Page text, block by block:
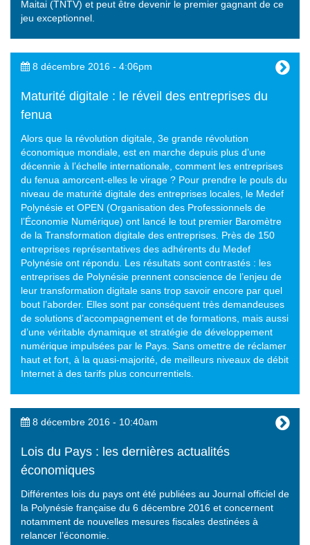
Maitai (TNTV) et peut être devenir le premier gagnant de ce
jeu exceptionnel.
8 décembre 2016 - 4:06pm
Maturité digitale : le réveil des entreprises du
fenua
Alors que la révolution digitale, 3e grande révolution
économique mondiale, est en marche depuis plus d’une
décennie à l’échelle internationale, comment les entreprises
du fenua amorcent-elles le virage ? Pour prendre le pouls du
niveau de maturité digitale des entreprises locales, le Medef
Polynésie et OPEN (Organisation des Professionnels de
l’Économie Numérique) ont lancé le tout premier Baromètre
de la Transformation digitale des entreprises. Près de 150
entreprises représentatives des adhérents du Medef
Polynésie ont répondu. Les résultats sont contrastés : les
entreprises de Polynésie prennent conscience de l’enjeu de
leur transformation digitale sans trop savoir encore par quel
bout l’aborder. Elles sont par conséquent très demandeuses
de solutions d’accompagnement et de formations, mais aussi
d’une véritable dynamique et stratégie de développement
numérique impulsées par le Pays. Sans omettre de réclamer
haut et fort, à la quasi-majorité, de meilleurs niveaux de débit
Internet à des tarifs plus concurrentiels.
8 décembre 2016 - 10:40am
Lois du Pays : les dernières actualités
économiques
Différentes lois du pays ont été publiées au Journal officiel de
la Polynésie française du 6 décembre 2016 et concernent
notamment de nouvelles mesures fiscales destinées à
relancer l’économie.